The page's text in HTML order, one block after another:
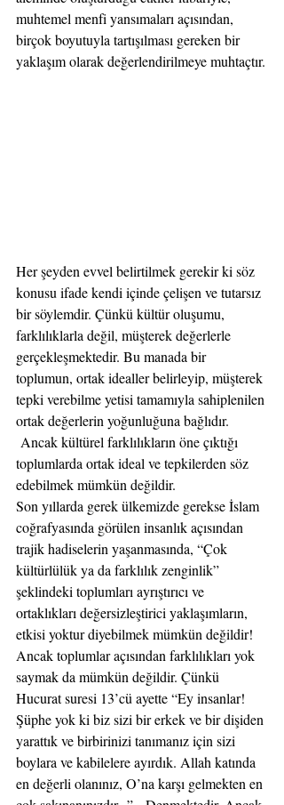
muhtemel menfi yansımaları açısından,
birçok boyutuyla tartışılması gereken bir
yaklaşım olarak değerlendirilmeye muhtaçtır.
Her şeyden evvel belirtilmek gerekir ki söz
konusu ifade kendi içinde çelişen ve tutarsız
bir söylemdir. Çünkü kültür oluşumu,
farklılıklarla değil, müşterek değerlerle
gerçekleşmektedir. Bu manada bir
toplumun, ortak idealler belirleyip, müşterek
tepki verebilme yetisi tamamıyla sahiplenilen
ortak değerlerin yoğunluğuna bağlıdır.
Ancak kültürel farklılıkların öne çıktığı
toplumlarda ortak ideal ve tepkilerden söz
edebilmek mümkün değildir.
Son yıllarda gerek ülkemizde gerekse İslam
coğrafyasında görülen insanlık açısından
trajik hadiselerin yaşanmasında, “Çok
kültürlülük ya da farklılık zenginlik”
şeklindeki toplumları ayrıştırıcı ve
ortaklıkları değersizleştirici yaklaşımların,
etkisi yoktur diyebilmek mümkün değildir!
Ancak toplumlar açısından farklılıkları yok
saymak da mümkün değildir. Çünkü
Hucurat suresi 13’cü ayette “Ey insanlar!
Şüphe yok ki biz sizi bir erkek ve bir dişiden
yarattık ve birbirinizi tanımanız için sizi
boylara ve kabilelere ayırdık. Allah katında
en değerli olanınız, O’na karşı gelmekten en